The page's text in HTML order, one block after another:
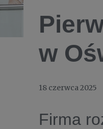
w
18 czerwca 2025
Firma